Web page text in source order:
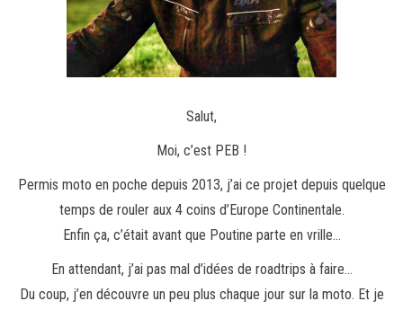
Salut,
Moi, c’est PEB !
Permis moto en poche depuis 2013, j’ai ce projet depuis quelque
temps de rouler aux 4 coins d’Europe Continentale.
Enfin ça, c’était avant que Poutine parte en vrille…
En attendant, j’ai pas mal d’idées de roadtrips à faire…
Du coup, j’en découvre un peu plus chaque jour sur la moto. Et je